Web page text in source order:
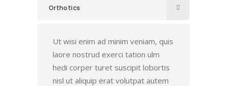
Orthotics
Ut wisi enim ad minim veniam, quis
laore nostrud exerci tation ulm
hedi corper turet suscipit lobortis
nisl ut aliquip erat volutpat autem